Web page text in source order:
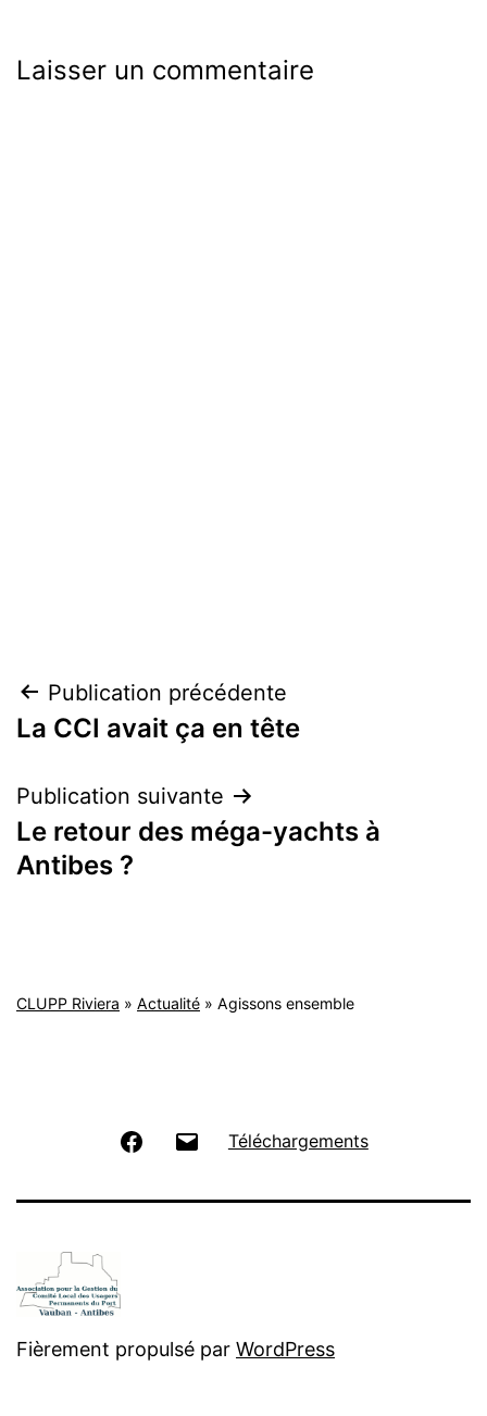
Laisser un commentaire
Navigation
de
l’article
Publication précédente
La CCI avait ça en tête
Publication suivante
Le retour des méga-yachts à
Antibes ?
CLUPP Riviera » Actualité » Agissons ensemble
FacebookEmailTéléchargements
Fièrement propulsé par WordPress